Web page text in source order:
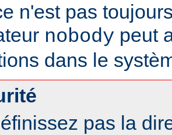
n'est pas
nobody peut
dans le
pas la